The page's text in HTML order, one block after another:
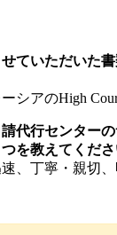
ていただいた
シアのHigh
代行センター
を教えてくださ
、丁寧・親切